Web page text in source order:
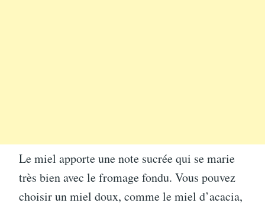
Le miel apporte une note sucrée qui se marie
très bien avec le fromage fondu. Vous pouvez
choisir un miel doux, comme le miel d’acacia,